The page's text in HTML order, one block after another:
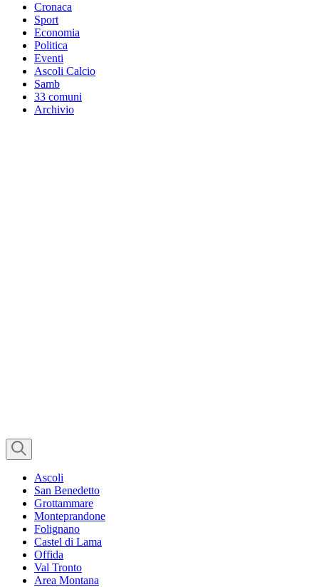
Cronaca
Sport
Economia
Politica
Eventi
Ascoli Calcio
Samb
33 comuni
Archivio
Ascoli
San Benedetto
Grottammare
Monteprandone
Folignano
Castel di Lama
Offida
Val Tronto
Area Montana